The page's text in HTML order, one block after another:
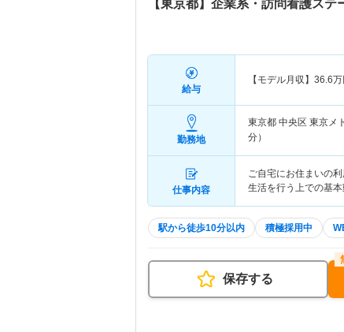
【東京都】企業系・訪問看護ステ
給与
【モデル月収】 36.6万
勤務地
東京都 中央区 東京メ
分）
仕事内容
ご自宅にお住まいの
生活を行う上での基
駅から徒歩10分以内 積極採用中
保存する